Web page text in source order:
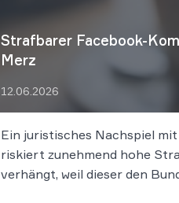
Strafbarer Facebook-
Merz
12.06.2026
Ein juristisches Nachspiel
riskiert zunehmend hohe
verhängt, weil dieser den